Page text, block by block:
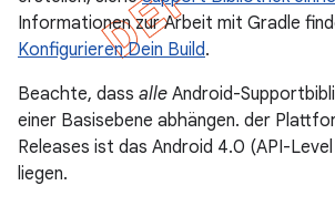
Informationen zur Arbeit mit Gradle
Konfigurieren Dein Build.
Beachte, dass alle Android-
einer Basisebene abhängen. der
Releases ist das Android 4.0 (API-
liegen.